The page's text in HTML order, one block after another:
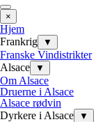
×
Hjem
Frankrig
▼
Franske Vindistrikter
Alsace
▼
Om Alsace
Druerne i Alsace
Alsace rødvin
Dyrkere i Alsace
▼